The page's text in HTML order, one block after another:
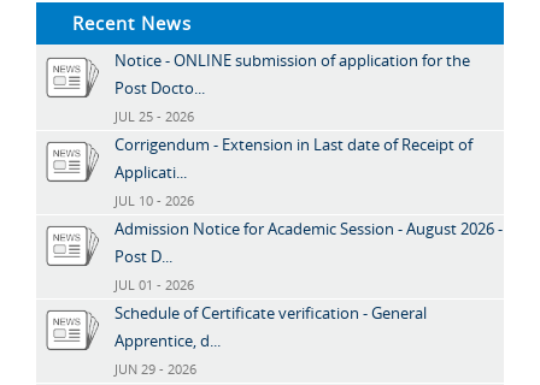
Recent News
Notice - ONLINE submission of application for the
Post Docto...
JUL 25 - 2026
Corrigendum - Extension in Last date of Receipt of
Applicati...
JUL 10 - 2026
Admission Notice for Academic Session - August 2026 -
Post D...
JUL 01 - 2026
Schedule of Certificate verification - General
Apprentice, d...
JUN 29 - 2026